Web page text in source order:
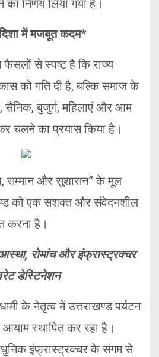
निर्णय लिया गया है।
में मजबूत कदम*
फैसलों से स्पष्ट है कि राज्य
को गति दी है, बल्कि समाज के
सैनिक, बुजुर्ग, महिलाएं और आम
चलने का प्रयास किया है।
सम्मान और सुशासन” के मूल
को एक सशक्त और संवेदनशील
करना है।
रोमांच और इंफ्रास्ट्रक्चर
डेस्टिनेशन
के नेतृत्व में उत्तराखण्ड पर्यटन
आयाम स्थापित कर रहा है।
इंफ्रास्ट्रक्चर के संगम से